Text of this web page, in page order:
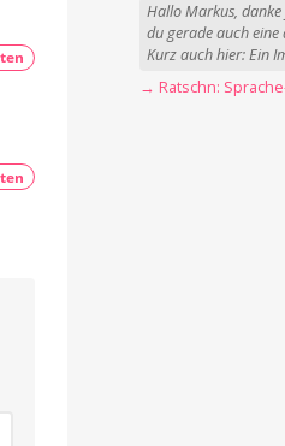
Hallo Markus,
du gerade auch
Kurz auch hier: Ein